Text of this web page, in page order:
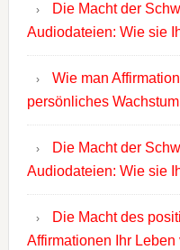
Die Macht der
Audiodateien: Wie sie
Wie man
persönliches
Die Macht der
Audiodateien: Wie sie
Die Macht des
Affirmationen Ihr Leben